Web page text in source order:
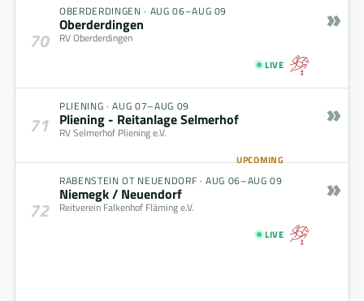
70
OBERDERDINGEN · AUG 06–AUG 09
Oberderdingen
RV Oberderdingen
LIVE
»
71
PLIENING ·AUG 07–AUG 09
Pliening - Reitanlage Selmerhof
RV Selmerhof Pliening e.V.
UPCOMING
»
72
RABENSTEIN OT NEUENDORF ·AUG 06–AUG 09
Niemegk / Neuendorf
Reitverein Falkenhof Fläming e.V.
LIVE
»